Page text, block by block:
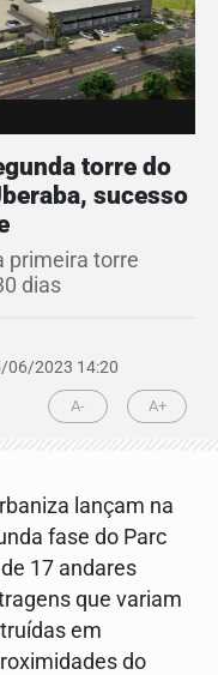
torre do
sucesso
primeira torre
dias
06/2023 14:20
A- A+
lançam na
fase do Parc
17 andares
que variam
em
do